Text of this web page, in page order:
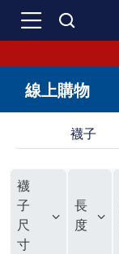
線上購物
襪子
襪
子
尺
寸
長
度